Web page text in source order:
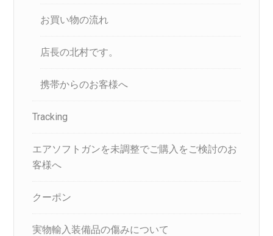
お買い物の流れ
店長の北村です。
携帯からのお客様へ
Tracking
エアソフトガンを未調整でご購入をご検討のお
客様へ
クーポン
実物輸入装備品の傷みについて